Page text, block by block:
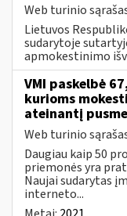
Web turinio
Lietuvos
sudarytoje
apmokestinimo
VMI paskelbė
kurioms
ateinantį
Web turinio
Daugiau kaip 50
priemonės yra
Naujai sudarytas
interneto...